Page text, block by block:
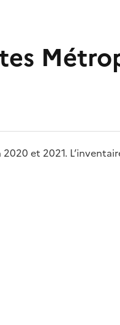
et 2021.